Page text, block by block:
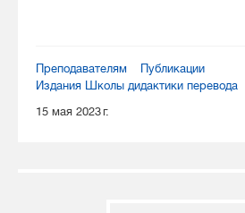
Преподавателям
Публикации
Издания Школы дидактики перевода
15 мая 2023 г.